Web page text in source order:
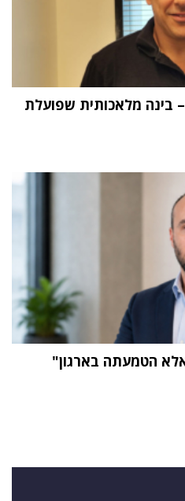
"העתיד הוא Physical AI – בינה מלאכותית שפועלת